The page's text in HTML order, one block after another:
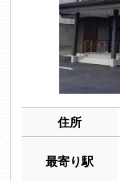
住所
最寄り駅